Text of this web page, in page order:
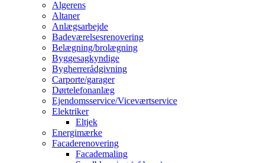
Algerens
Altaner
Anlægsarbejde
Badeværelsesrenovering
Belægning/brolægning
Byggesagkyndige
Bygherrerådgivning
Carporte/garager
Dørtelefonanlæg
Ejendomsservice/Viceværtservice
Elektriker
Eltjek
Energimærke
Facaderenovering
Facademaling